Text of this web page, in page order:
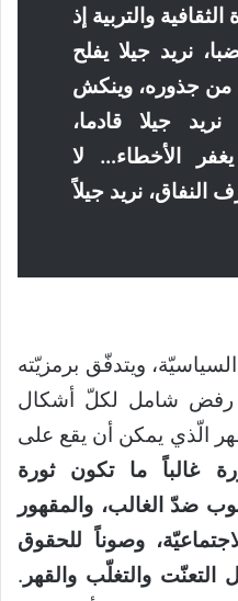
والتربية إذ
نريد جيلا يفلح
من جذوره، وينكش
جيلا قادما،
الأخطاء… لا
النفاق، نريد جيلاً
ويتدفّق برمزيّته
رفض شامل لكلّ أشكال
الّذي يمكن أن يقع على
غالباً ما تكون ثورة
ضدّ الغالب، والمقهور
وصوناً للحقوق
التعنّت والتغلّب والقهر .